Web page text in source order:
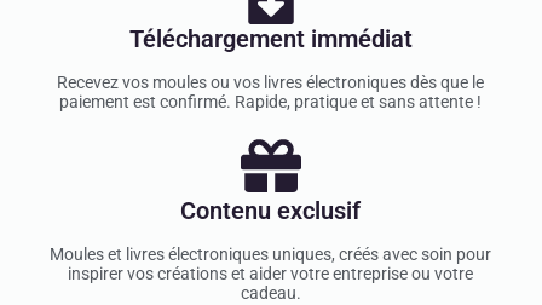
Téléchargement immédiat
Recevez vos moules ou vos livres électroniques dès que le
paiement est confirmé. Rapide, pratique et sans attente !
Contenu exclusif
Moules et livres électroniques uniques, créés avec soin pour
inspirer vos créations et aider votre entreprise ou votre
cadeau.